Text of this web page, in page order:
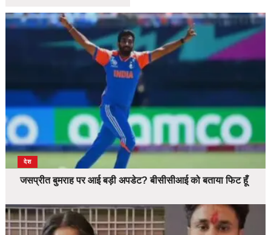
देश
जसप्रीत बुमराह पर आई बड़ी अपडेट? बीसीसीआई को बताया फिट हूँ